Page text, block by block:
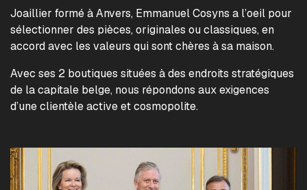
Joaillier formé à Anvers, Emmanuel Cosyns a l’oeil pour
sélectionner des pièces, originales ou classiques, en
accord avec les valeurs qui sont chères à sa maison.
Avec ses 2 boutiques situées à des endroits stratégiques
de la capitale belge, nous répondons aux exigences
d’une clientèle active et cosmopolite.